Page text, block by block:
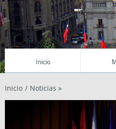
Inicio
Inicio / Noticias »